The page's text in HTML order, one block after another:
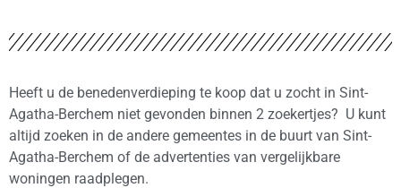
Heeft u de benedenverdieping te koop dat u zocht in Sint-
Agatha-Berchem niet gevonden binnen 2 zoekertjes? U kunt
altijd zoeken in de andere gemeentes in de buurt van Sint-
Agatha-Berchem of de advertenties van vergelijkbare
woningen raadplegen.